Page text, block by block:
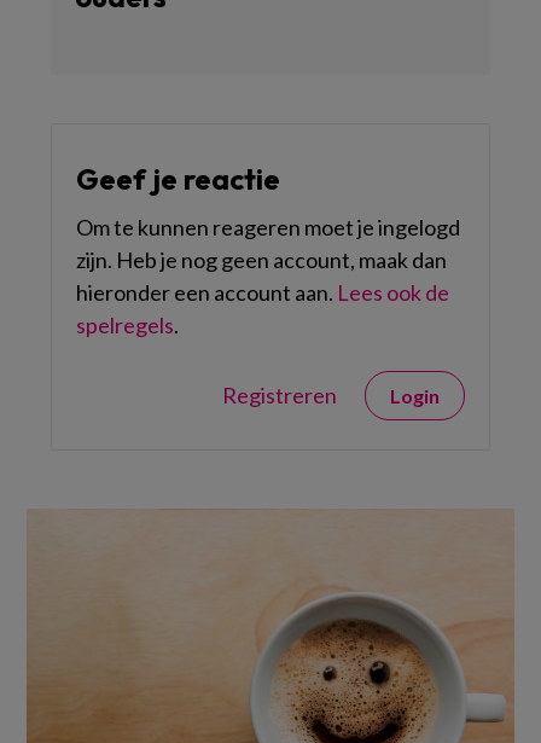
Geef je reactie
Om te kunnen reageren moet je ingelogd
zijn. Heb je nog geen account, maak dan
hieronder een account aan. Lees ook de
spelregels.
Registreren Login